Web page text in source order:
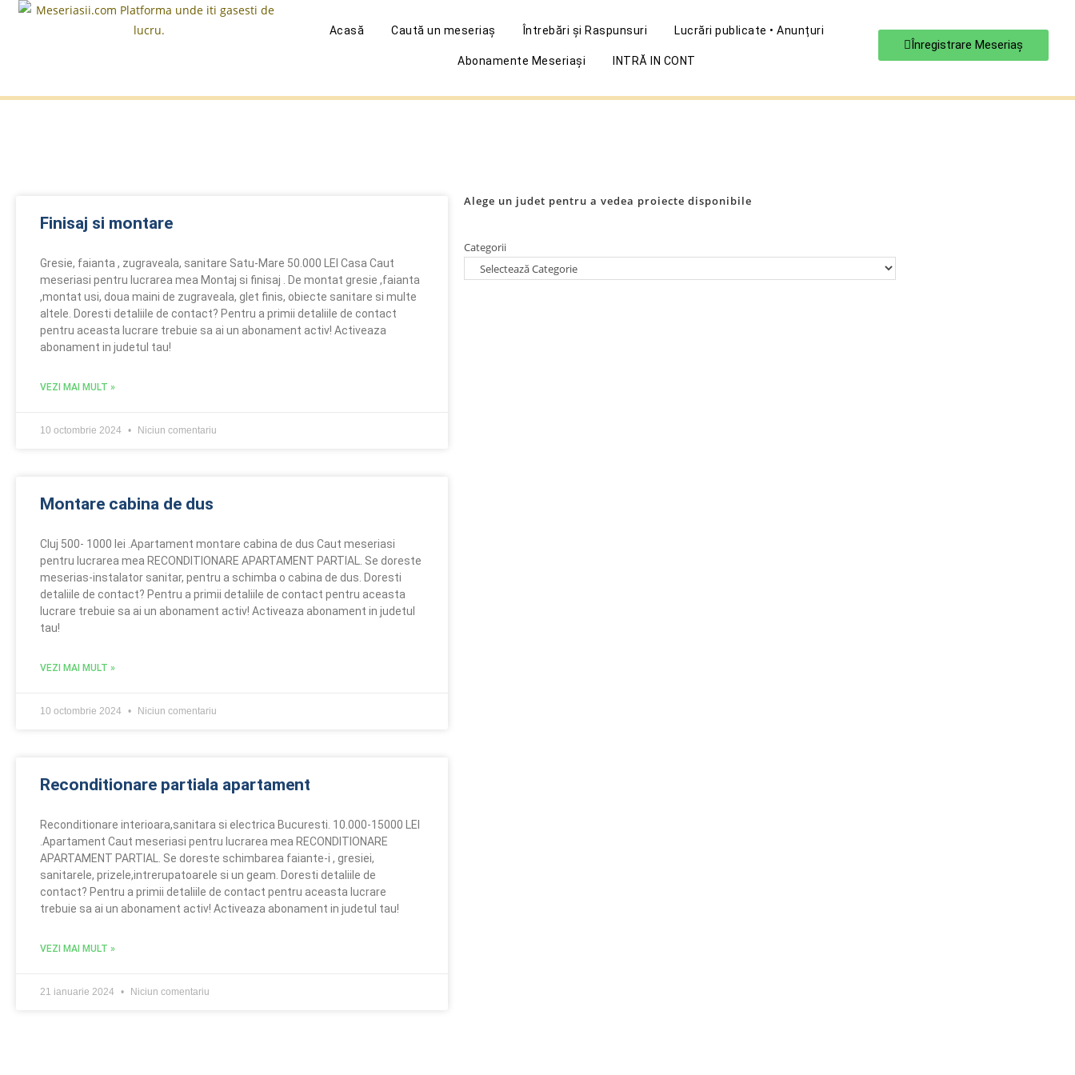
Acasă Caută un meseriaș Întrebări și Raspunsuri Lucrări publicate • Anunțuri
Abonamente Meseriași INTRĂ IN CONT
Înregistrare Meseriaş
Finisaj si montare
Gresie, faianta , zugraveala, sanitare Satu-Mare 50.000 LEI Casa Caut
meseriasi pentru lucrarea mea Montaj si finisaj . De montat gresie ,faianta
,montat usi, doua maini de zugraveala, glet finis, obiecte sanitare si multe
altele. Doresti detaliile de contact? Pentru a primii detaliile de contact
pentru aceasta lucrare trebuie sa ai un abonament activ! Activeaza
abonament in judetul tau!
VEZI MAI MULT »
10 octombrie 2024 Niciun comentariu
Montare cabina de dus
Cluj 500- 1000 lei .Apartament montare cabina de dus Caut meseriasi
pentru lucrarea mea RECONDITIONARE APARTAMENT PARTIAL. Se doreste
meserias-instalator sanitar, pentru a schimba o cabina de dus. Doresti
detaliile de contact? Pentru a primii detaliile de contact pentru aceasta
lucrare trebuie sa ai un abonament activ! Activeaza abonament in judetul
tau!
VEZI MAI MULT »
10 octombrie 2024 Niciun comentariu
Reconditionare partiala apartament
Reconditionare interioara,sanitara si electrica Bucuresti. 10.000-15000 LEI
.Apartament Caut meseriasi pentru lucrarea mea RECONDITIONARE
APARTAMENT PARTIAL. Se doreste schimbarea faiante-i , gresiei,
sanitarele, prizele,intrerupatoarele si un geam. Doresti detaliile de
contact? Pentru a primii detaliile de contact pentru aceasta lucrare
trebuie sa ai un abonament activ! Activeaza abonament in judetul tau!
VEZI MAI MULT »
21 ianuarie 2024 Niciun comentariu
Alege un judet pentru a vedea proiecte disponibile
Categorii